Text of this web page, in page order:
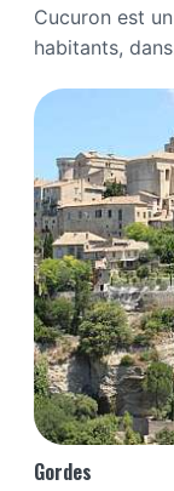
Cucuron est
habitants,
Gordes